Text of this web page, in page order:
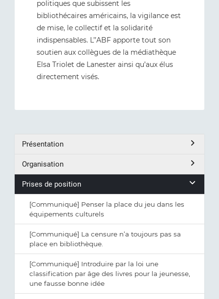
politiques que subissent les
bibliothécaires américains, la vigilance est
de mise, le collectif et la solidarité
indispensables. L’’ABF apporte tout son
soutien aux collègues de la médiathèque
Elsa Triolet de Lanester ainsi qu’aux élus
directement visés.
Présentation
Organisation
Prises de position
[Communiqué] Penser la place du jeu dans les
équipements culturels
[Communiqué] La censure n’a toujours pas sa
place en bibliothèque.
[Communiqué] Introduire par la loi une
classification par âge des livres pour la jeunesse,
une fausse bonne idée